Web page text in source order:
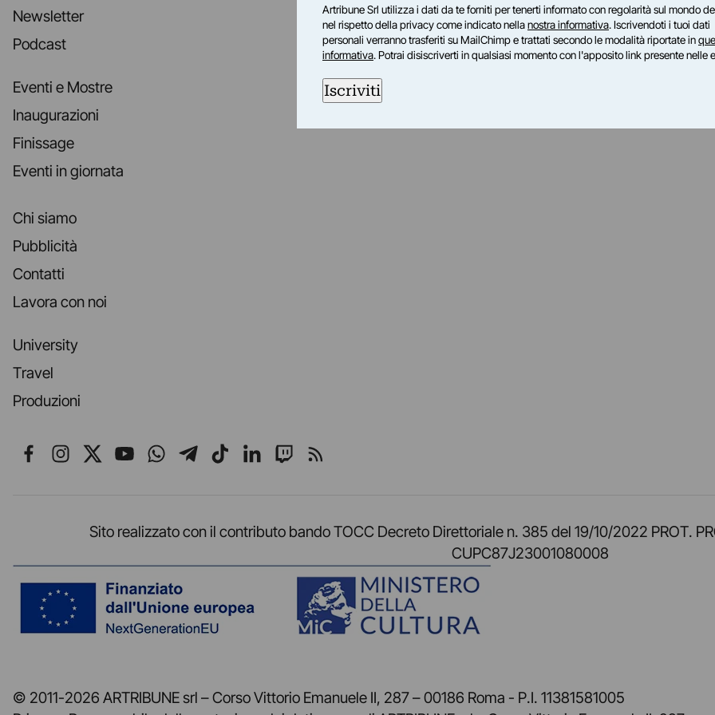
Newsletter
Podcast
Eventi e Mostre
Inaugurazioni
Finissage
Eventi in giornata
Chi siamo
Pubblicità
Contatti
Lavora con noi
University
Travel
Produzioni
Seguici su Facebook
Seguici su Instagram
Seguici su X
Seguici su YouTube
Seguici su WhatsApp
Seguici su Telegram
Seguici su TikTok
Seguici su LinkedIn
Seguici su Twitch
Seguici su Rss
Sito realizzato con il contributo bando TOCC Decreto Direttoriale n. 385 del 19/10/2022 PROT.
CUPC87J23001080008
© 2011-2026 ARTRIBUNE srl – Corso Vittorio Emanuele II, 287 – 00186 Roma - P.I. 11381581005
Artribune Srl utilizza i dati da te forniti per tenerti informato con regolarità sul mondo
nel rispetto della privacy come indicato nellanostra informativa. Iscrivendoti i tuoi dati
personali verranno trasferiti su MailChimp e trattati secondo le modalità riportate in
informativa. Potrai disiscriverti in qualsiasi momento con l'apposito link presente nelle
Iscriviti